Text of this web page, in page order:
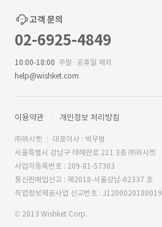
고객 문의
02-6925-4849
10:00-18:00 주말·공휴일 제외
help@wishket.com
이용약관 개인정보 처리방침
㈜위시켓
대표이사 : 박우범
서울특별시 강남구 테헤란로 211 3층 ㈜위시켓
사업자등록번호 : 209-81-57303
통신판매업신고 : 제2018-서울강남-02337 호
직업정보제공사업 신고번호 : J1200020180019
© 2013 Wishket Corp.